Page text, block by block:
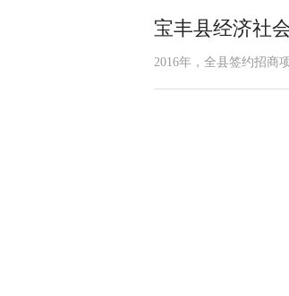
宝丰县经济社
2016年，全县签约招商